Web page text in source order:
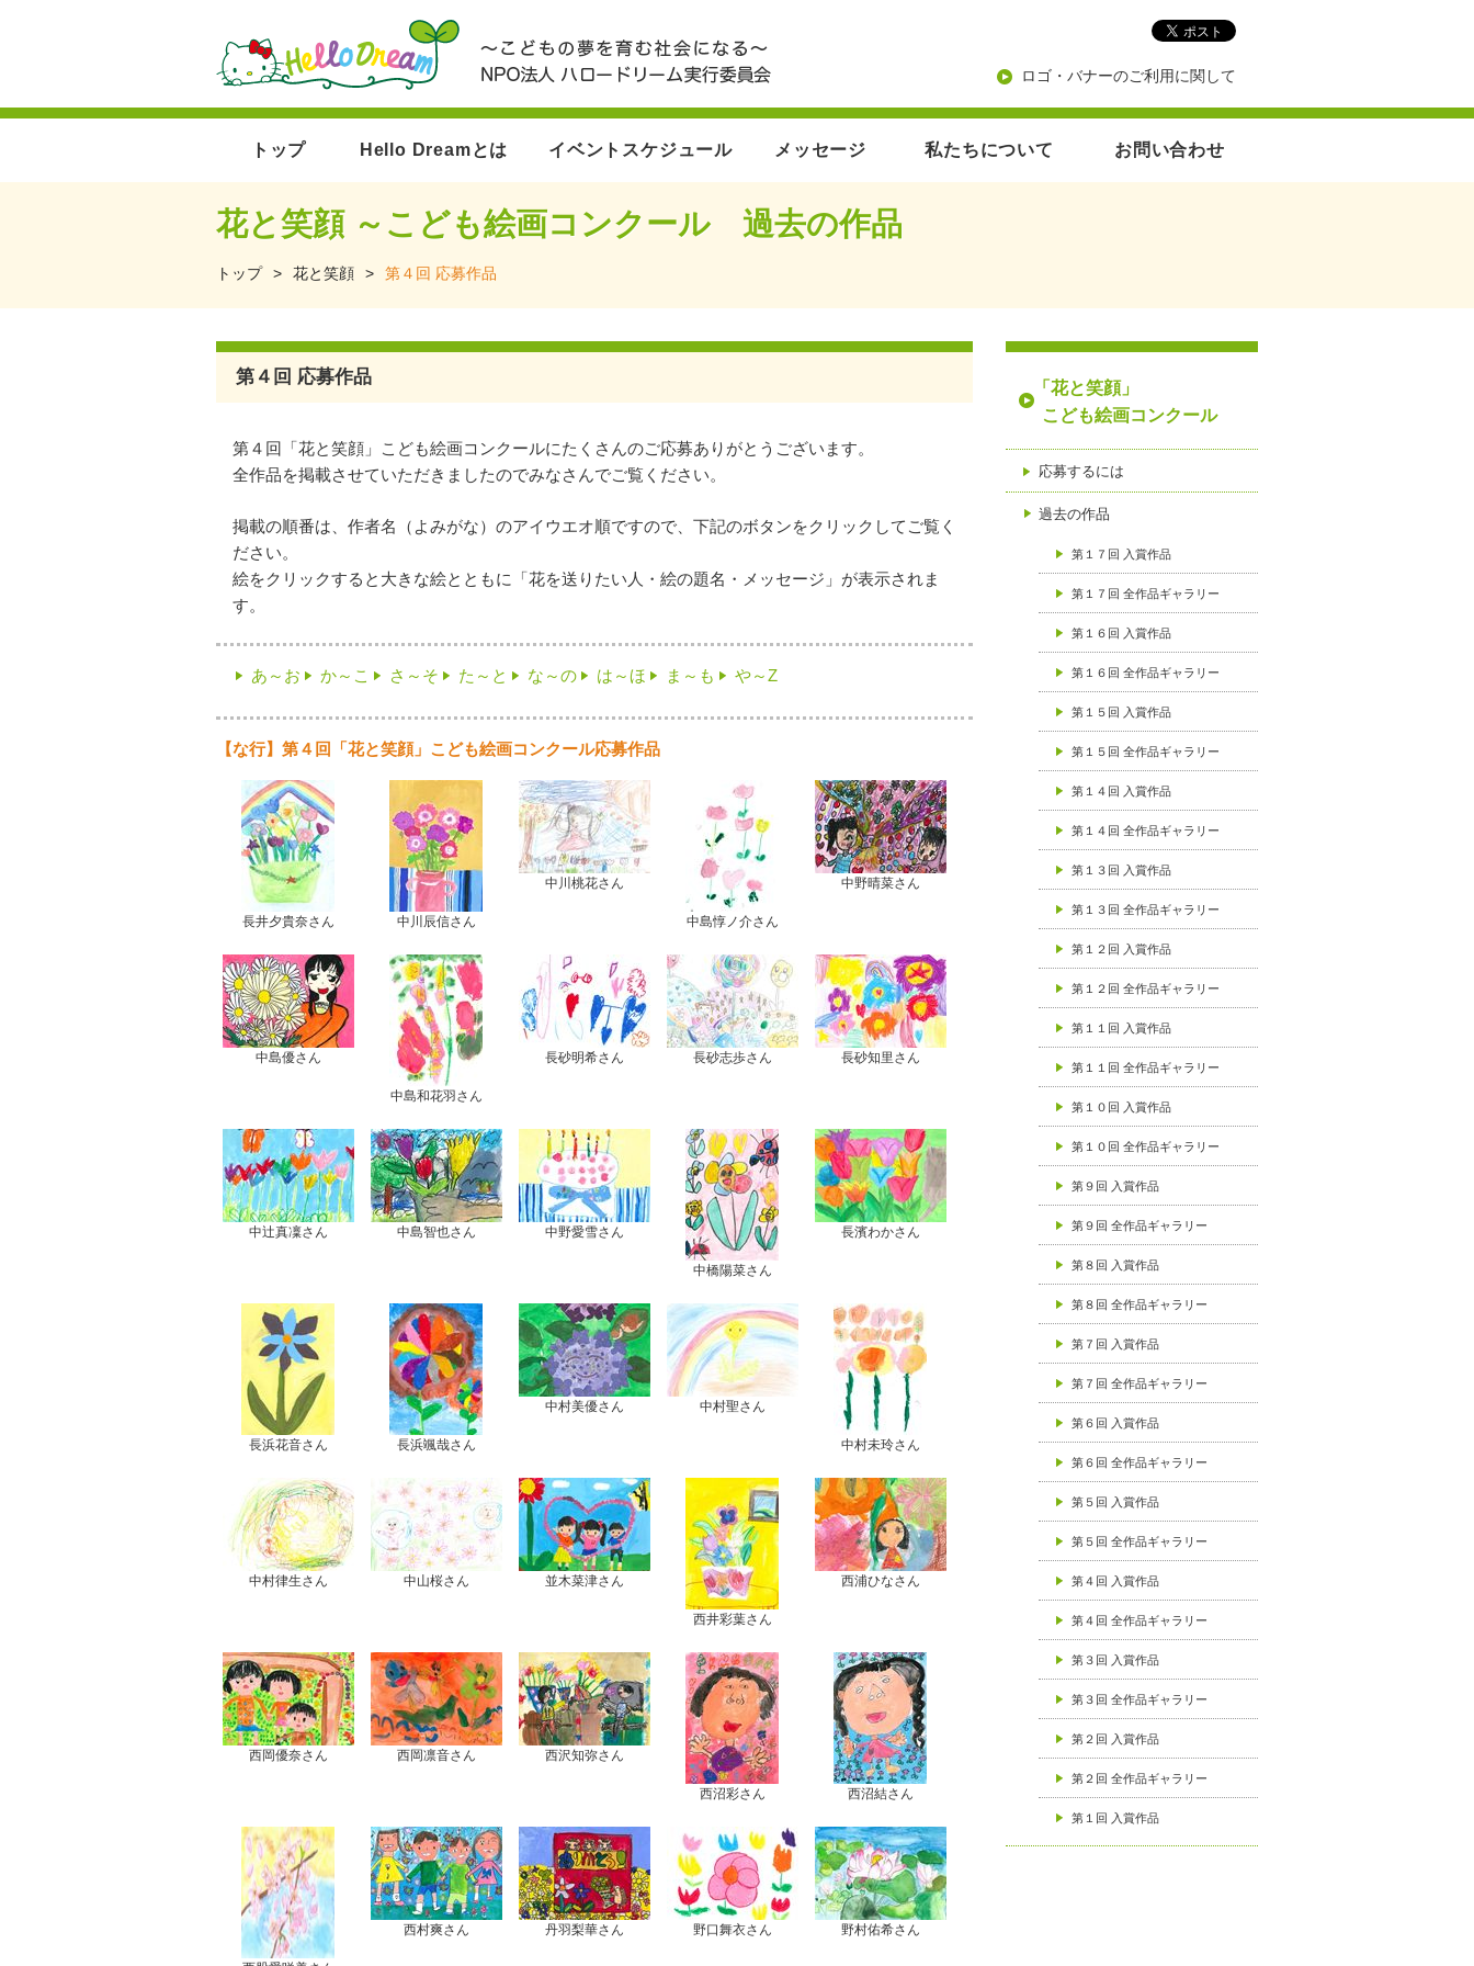
ロゴ・バナーのご利用に関して
トップ Hello Dreamとは イベントスケジュール メッセージ 私たちについて お問い合わせ
花と笑顔 ～こども絵画コンクール 過去の作品
トップ > 花と笑顔 > 第４回 応募作品
第４回 応募作品
第４回「花と笑顔」こども絵画コンクールにたくさんのご応募ありがとうございます。
全作品を掲載させていただきましたのでみなさんでご覧ください。
掲載の順番は、作者名（よみがな）のアイウエオ順ですので、下記のボタンをクリックしてご覧く
ださい。
絵をクリックすると大きな絵とともに「花を送りたい人・絵の題名・メッセージ」が表示されま
す。
あ～お か～こ さ～そ た～と な～の は～ほ ま～も や～Z
【な行】第４回「花と笑顔」こども絵画コンクール応募作品
長井夕貴奈さん 中川辰信さん
中川桃花さん
中島惇ノ介さん
中野晴菜さん
中島優さん
中島和花羽さん
長砂明希さん 長砂志歩さん 長砂知里さん
中辻真凜さん 中島智也さん 中野愛雪さん
中橋陽菜さん
長濱わかさん
長浜花音さん 長浜颯哉さん
中村美優さん 中村聖さん
中村未玲さん
中村律生さん 中山桜さん 並木菜津さん
西井彩葉さん
西浦ひなさん
西岡優奈さん 西岡凛音さん 西沢知弥さん
西沼彩さん 西沼結さん
西村爽さん 丹羽梨華さん 野口舞衣さん 野村佑希さん
「花と笑顔」
こども絵画コンクール
応募するには
過去の作品
第１７回 入賞作品
第１７回 全作品ギャラリー
第１６回 入賞作品
第１６回 全作品ギャラリー
第１５回 入賞作品
第１５回 全作品ギャラリー
第１４回 入賞作品
第１４回 全作品ギャラリー
第１３回 入賞作品
第１３回 全作品ギャラリー
第１２回 入賞作品
第１２回 全作品ギャラリー
第１１回 入賞作品
第１１回 全作品ギャラリー
第１０回 入賞作品
第１０回 全作品ギャラリー
第９回 入賞作品
第９回 全作品ギャラリー
第８回 入賞作品
第８回 全作品ギャラリー
第７回 入賞作品
第７回 全作品ギャラリー
第６回 入賞作品
第６回 全作品ギャラリー
第５回 入賞作品
第５回 全作品ギャラリー
第４回 入賞作品
第４回 全作品ギャラリー
第３回 入賞作品
第３回 全作品ギャラリー
第２回 入賞作品
第２回 全作品ギャラリー
第１回 入賞作品